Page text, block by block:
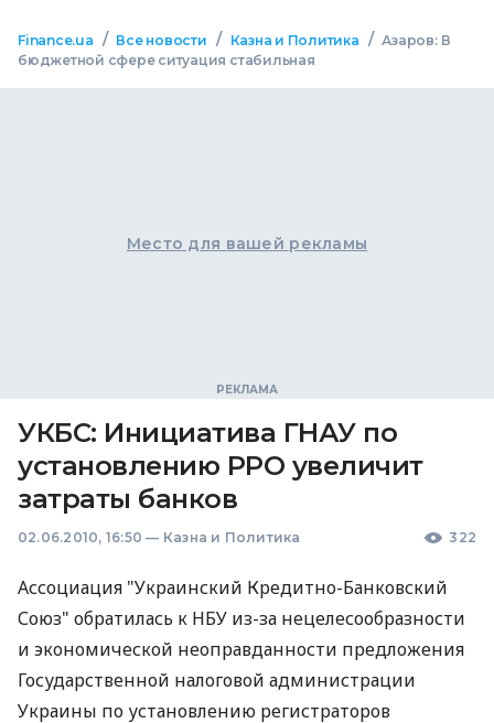
Finance.ua / Все новости / Казна и Политика / Азаров: В
бюджетной сфере ситуация стабильная
Место для вашей рекламы
УКБС: Инициатива ГНАУ по
установлению РРО увеличит
затраты банков
02.06.2010, 16:50 — Казна и Политика 322
Ассоциация "Украинский Кредитно-Банковский
Союз" обратилась к НБУ из-за нецелесообразности
и экономической неоправданности предложения
Государственной налоговой администрации
Украины по установлению регистраторов